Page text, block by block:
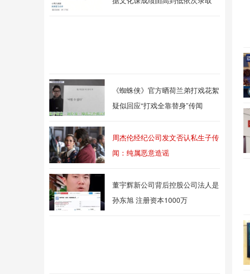
《蜘蛛侠》官方晒荷兰弟打戏花絮
疑似回应“打戏全靠替身”传闻
周杰伦经纪公司发文否认私生子传
闻：纯属恶意造谣
董宇辉新公司背后控股公司法人是
孙东旭 注册资本1000万